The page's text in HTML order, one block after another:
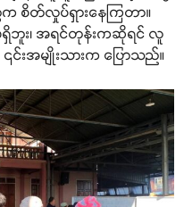
တ်လှုပ်ရှားနေကြတာ။
း၊ အရင်တုန်းကဆိုရင် လူ
င်းအမျိုးသားက ပြောသည်။